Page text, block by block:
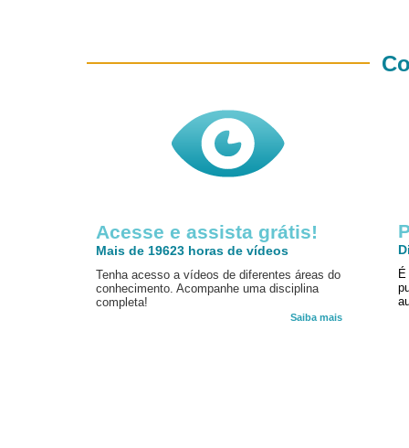
Acesse e assista grátis!
Mais de 19623 horas de vídeos
Tenha acesso a vídeos de diferentes áreas do
conhecimento. Acompanhe uma disciplina
completa!
Saiba mais